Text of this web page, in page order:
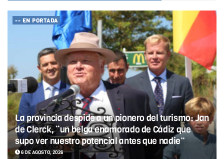
-- EN PORTADA
La provincia despide a un pionero del turismo: Jan
de Clerck, “un belga enamorado de Cádiz que
supo ver nuestro potencial antes que nadie”
6 DE AGOSTO, 2026